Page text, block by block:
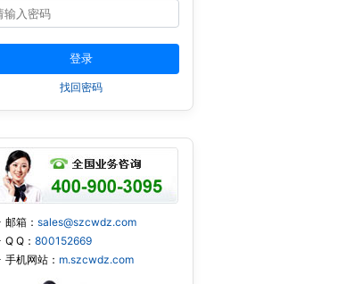
找回密码
邮箱： sales@szcwdz.com
Q Q： 800152669
手机网站： m.szcwdz.com